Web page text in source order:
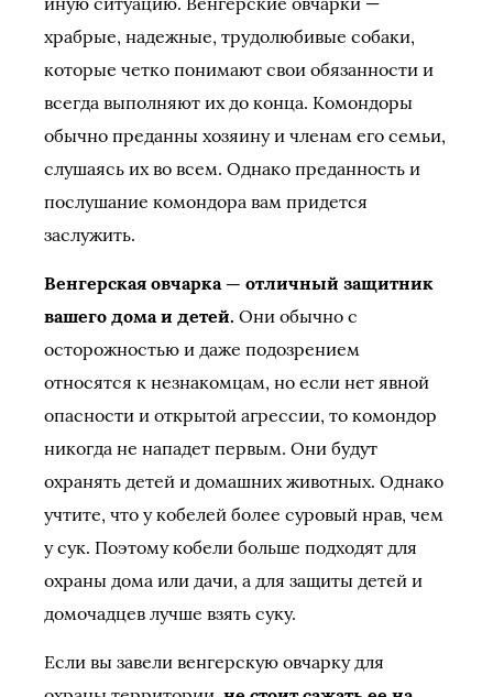
храбрые, надежные, трудолюбивые собаки,
которые четко понимают свои обязанности и
всегда выполняют их до конца. Комондоры
обычно преданны хозяину и членам его семьи,
слушаясь их во всем. Однако преданность и
послушание комондора вам придется
заслужить.
Венгерская овчарка — отличный защитник
вашего дома и детей. Они обычно с
осторожностью и даже подозрением
относятся к незнакомцам, но если нет явной
опасности и открытой агрессии, то комондор
никогда не нападет первым. Они будут
охранять детей и домашних животных. Однако
учтите, что у кобелей более суровый нрав, чем
у сук. Поэтому кобели больше подходят для
охраны дома или дачи, а для защиты детей и
домочадцев лучше взять суку.
Если вы завели венгерскую овчарку для